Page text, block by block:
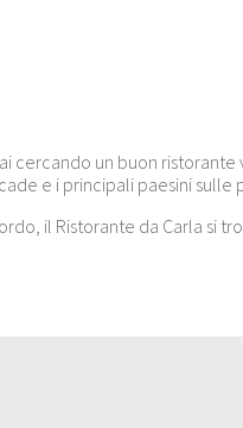
cercando un buon
e i principali paesini sulle
il Ristorante da Carla si